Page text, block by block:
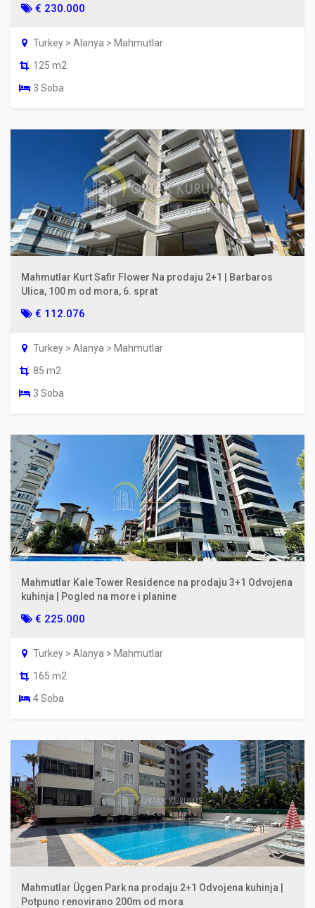
€ 230.000
Turkey > Alanya > Mahmutlar
125 m2
3 Soba
Mahmutlar Kurt Safir Flower Na prodaju 2+1 | Barbaros
Ulica, 100 m od mora, 6. sprat
€ 112.076
Turkey > Alanya > Mahmutlar
85 m2
3 Soba
Mahmutlar Kale Tower Residence na prodaju 3+1 Odvojena
kuhinja | Pogled na more i planine
€ 225.000
Turkey > Alanya > Mahmutlar
165 m2
4 Soba
Mahmutlar Üçgen Park na prodaju 2+1 Odvojena kuhinja |
Potpuno renovirano 200m od mora